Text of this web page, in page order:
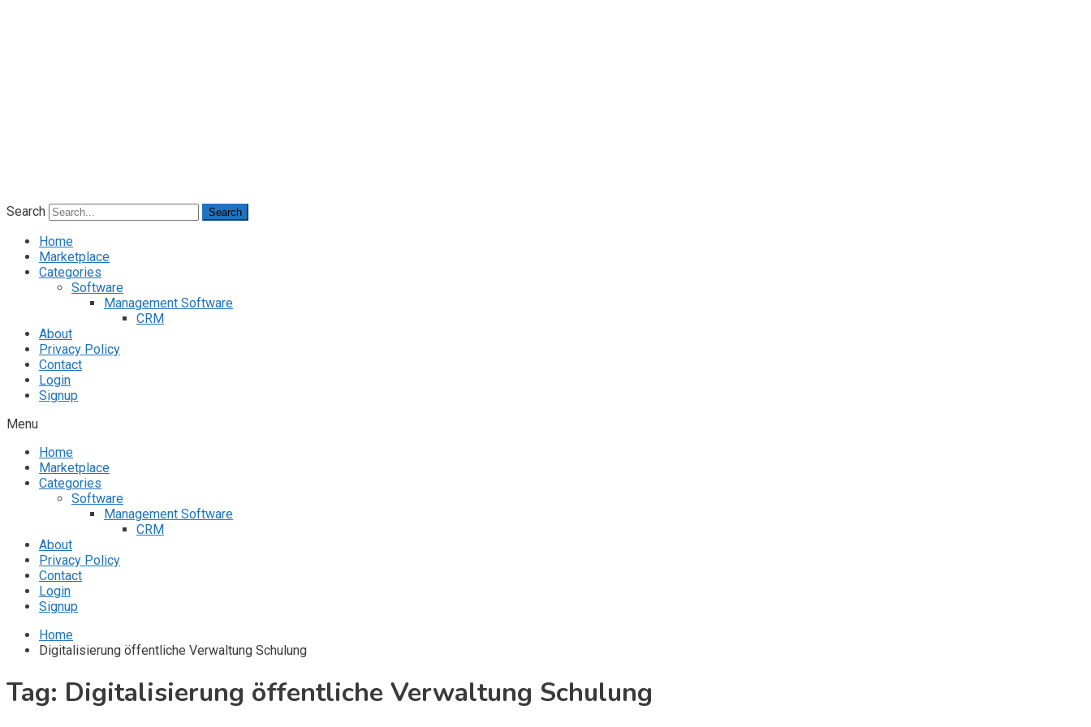
Search Search
Home
Marketplace
Categories
Software
Management Software
CRM
About
Privacy Policy
Contact
Login
Signup
Menu
Home
Marketplace
Categories
Software
Management Software
CRM
About
Privacy Policy
Contact
Login
Signup
Home
Digitalisierung öffentliche Verwaltung Schulung
Tag: Digitalisierung öffentliche Verwaltung Schulung